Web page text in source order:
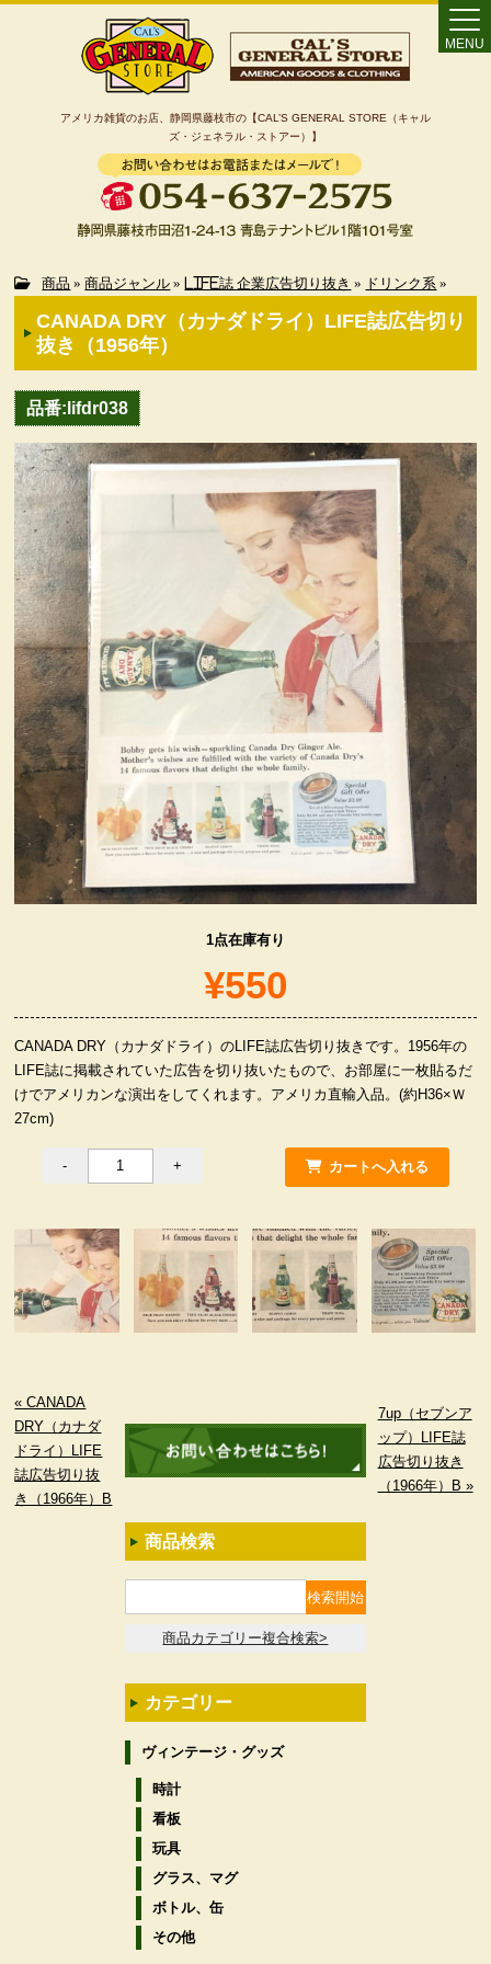
アメリカ雑貨のお店、静岡県藤枝市の【CAL’S GENERAL STORE（キャル
ズ・ジェネラル・ストアー）】
MENU
Home
カート
カテゴリー検索
ヴィンテージ・グッズ
LIFE誌 企業広告切り抜き
ファイヤーキング他
コカコーラ・グッズ
カンパニー・グッズ
喫煙具
服飾小物雑貨
商品 » 商品ジャンル » LIFE誌 企業広告切り抜き » ドリンク系 »
CANADA DRY（カナダドライ）LIFE誌広告切り
抜き（1956年）
品番:lifdr038
1点在庫有り
¥550
CANADA DRY（カナダドライ）のLIFE誌広告切り抜きです。1956年の
LIFE誌に掲載されていた広告を切り抜いたもので、お部屋に一枚貼るだ
けでアメリカンな演出をしてくれます。アメリカ直輸入品。(約H36×Ｗ
27cm)
« CANADA
DRY（カナダ
ドライ）LIFE
誌広告切り抜
き（1966年）B
7up（セブンア
ップ）LIFE誌
広告切り抜き
（1966年）B »
商品検索
商品カテゴリー複合検索>
カテゴリー
ヴィンテージ・グッズ
時計
看板
玩具
グラス、マグ
ボトル、缶
その他